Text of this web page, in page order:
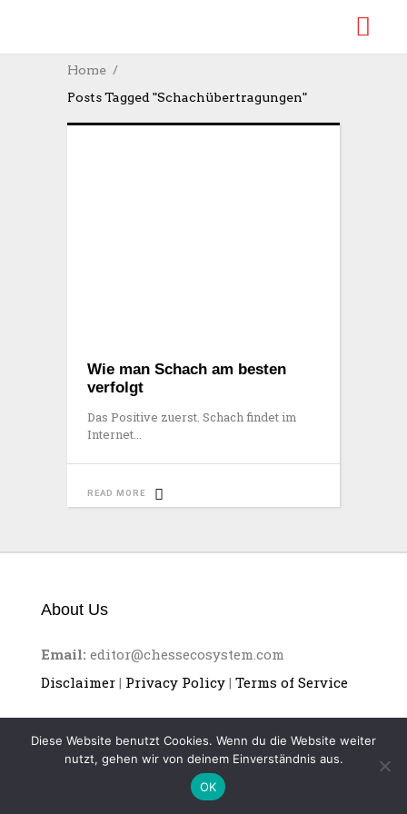
Home
Posts Tagged "Schachübertragungen"
Wie man Schach am besten
verfolgt
Das Positive zuerst. Schach findet im
Internet
READ MORE
About Us
Email: editor@chessecosystem.com
Disclaimer | Privacy Policy | Terms of Service
CHESS ECOSYSTEM
Diese Website benutzt Cookies. Wenn du die Website weiter
nutzt, gehen wir von deinem Einverständnis aus.
OK